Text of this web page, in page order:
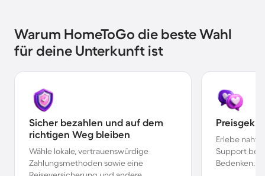
Warum HomeToGo die beste Wahl
für deine Unterkunft ist
Sicher bezahlen und auf dem
richtigen Weg bleiben
Wähle lokale, vertrauenswürdige
Zahlungsmethoden sowie eine
Erlebe
Support bei
Bedenken.